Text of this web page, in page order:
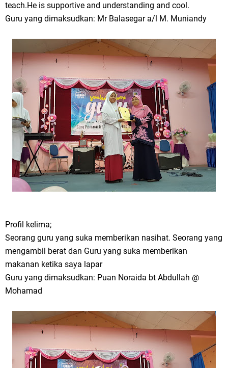
teach.He is supportive and understanding and cool.
Guru yang dimaksudkan: Mr Balasegar a/l M. Muniandy
Profil kelima;
Seorang guru yang suka memberikan nasihat. Seorang yang
mengambil berat dan Guru yang suka memberikan
makanan ketika saya lapar
Guru yang dimaksudkan: Puan Noraida bt Abdullah @
Mohamad